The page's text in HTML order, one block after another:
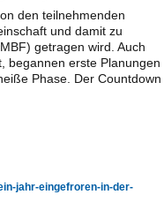
den teilnehmenden
und damit zu
getragen wird. Auch
begannen erste Planungen
Phase. Der Countdown
jahr-eingefroren-in-der-